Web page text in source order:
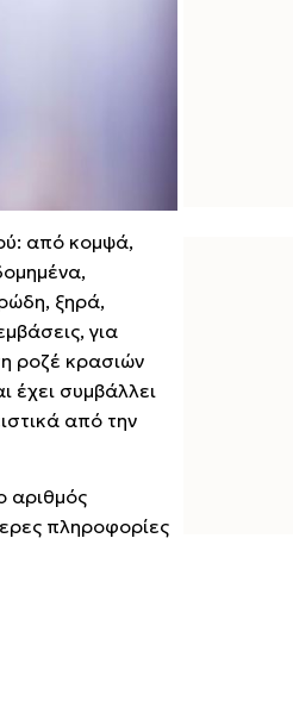
από κομψά,
ξηρά,
για
ροζέ κρασιών
έχει συμβάλλει
από την
αριθμός
πληροφορίες